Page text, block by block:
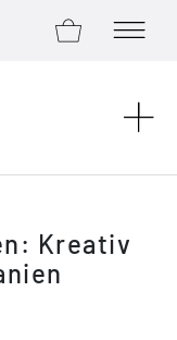
ZUM SHOPMENÜ
Kreativ